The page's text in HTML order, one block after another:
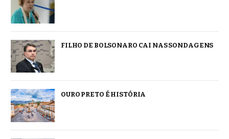
FILHO DE BOLSONARO CAI NAS SONDAGENS
OURO PRETO É HISTÓRIA